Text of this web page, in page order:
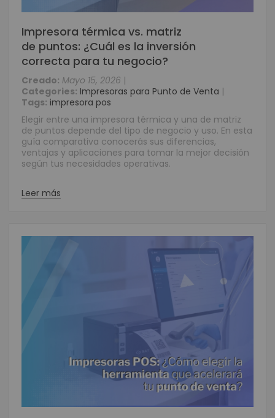
Impresora térmica vs. matriz
de puntos: ¿Cuál es la inversión
correcta para tu negocio?
Creado: Mayo 15, 2026 |
Categories: Impresoras para Punto de Venta |
Tags: impresora pos
Elegir entre una impresora térmica y una de matriz
de puntos depende del tipo de negocio y uso. En esta
guía comparativa conocerás sus diferencias,
ventajas y aplicaciones para tomar la mejor decisión
según tus necesidades operativas.
Leer más